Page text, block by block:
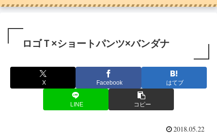
ロゴＴ×ショートパンツ×バンダナ
X Facebook はてブ
LINE コピー
2018.05.22